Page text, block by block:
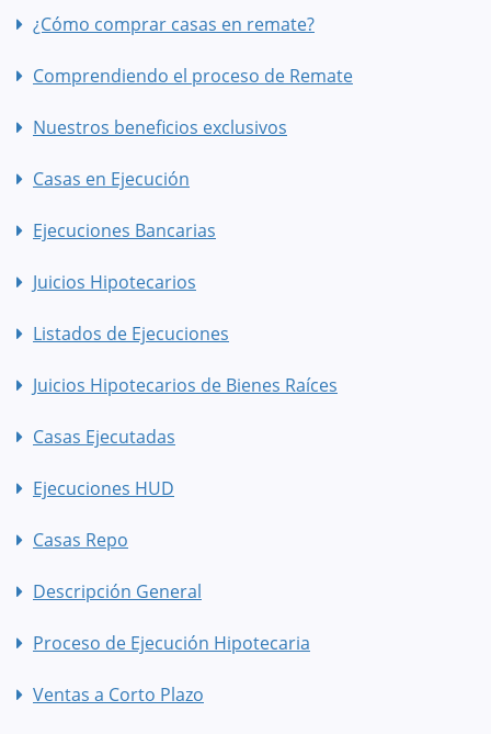
¿Cómo comprar casas en remate?
Comprendiendo el proceso de Remate
Nuestros beneficios exclusivos
Casas en Ejecución
Ejecuciones Bancarias
Juicios Hipotecarios
Listados de Ejecuciones
Juicios Hipotecarios de Bienes Raíces
Casas Ejecutadas
Ejecuciones HUD
Casas Repo
Descripción General
Proceso de Ejecución Hipotecaria
Ventas a Corto Plazo